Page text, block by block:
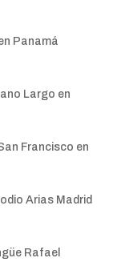
Panamá
Largo en
Francisco en
Arias Madrid
Rafael